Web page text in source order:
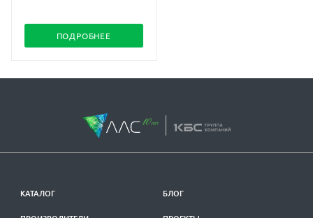
ПОДРОБНЕЕ
КАТАЛОГ БЛОГ